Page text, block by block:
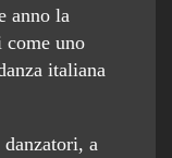
anno la
come uno
italiana
a